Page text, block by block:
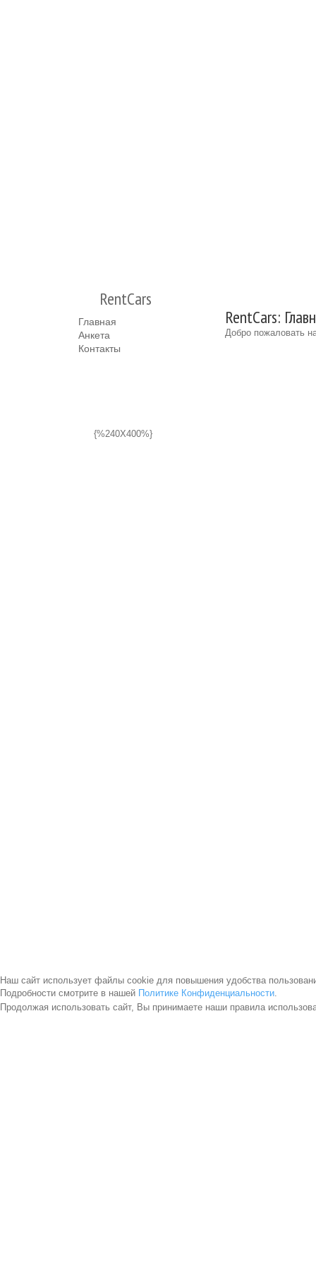
RentCars
Главная
Анкета
Контакты
{%240X400%}
RentCars:
Добро пожаловать
Наш сайт использует файлы cookie для повышения удобства
Подробности смотрите в нашей Политике Конфиденциальности.
Продолжая использовать сайт, Вы принимаете наши правила